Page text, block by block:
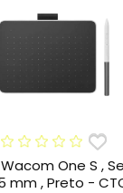
One S ,
mm , Preto -